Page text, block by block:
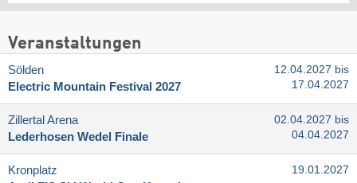
Veranstaltungen
Sölden
Electric Mountain Festival 2027
12.04.2027 bis
17.04.2027
Zillertal Arena
Lederhosen Wedel Finale
02.04.2027 bis
04.04.2027
Kronplatz
19.01.2027